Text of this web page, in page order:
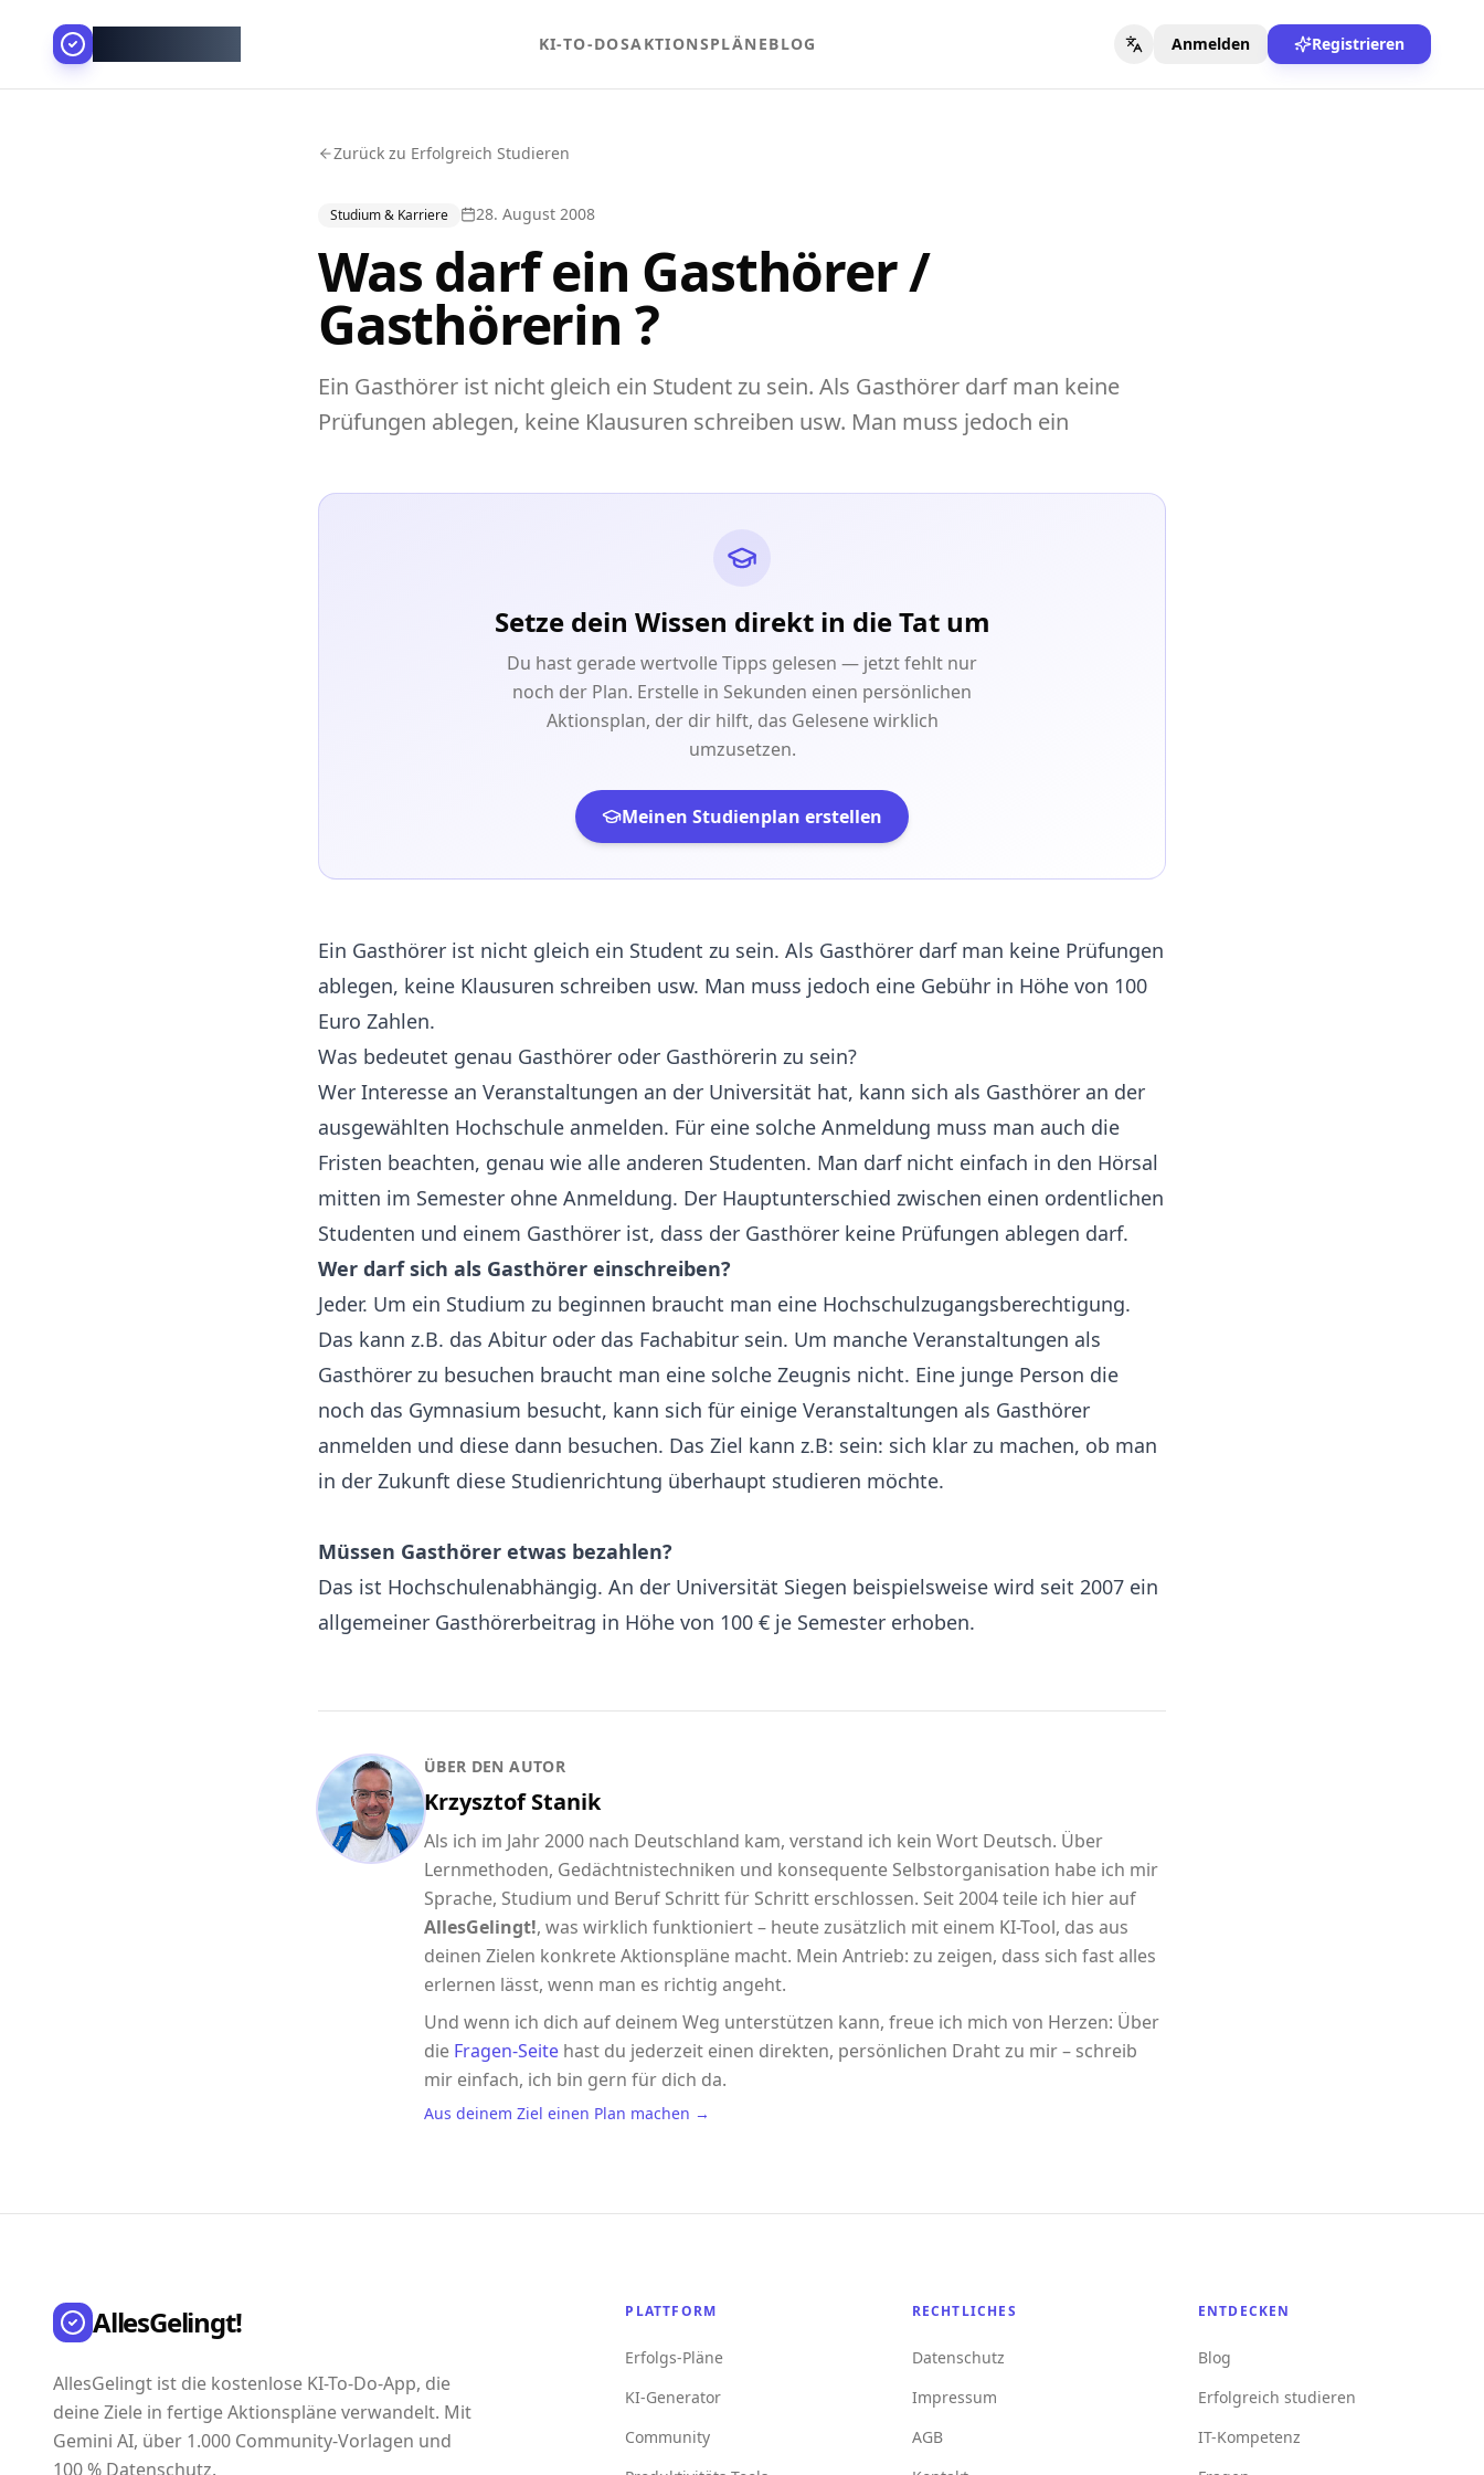
KI-TO-DOSAKTIONSPLÄNEBLOG Anmelden Registrieren
Zurück zu Erfolgreich Studieren
Studium & Karriere 28. August 2008
Was darf ein Gasthörer /
Gasthörerin ?
Ein Gasthörer ist nicht gleich ein Student zu sein. Als Gasthörer darf man keine
Prüfungen ablegen, keine Klausuren schreiben usw. Man muss jedoch ein
Setze dein Wissen direkt in die Tat um
Du hast gerade wertvolle Tipps gelesen — jetzt fehlt nur
noch der Plan. Erstelle in Sekunden einen persönlichen
Aktionsplan, der dir hilft, das Gelesene wirklich
umzusetzen.
Meinen Studienplan erstellen
Ein Gasthörer ist nicht gleich ein Student zu sein. Als Gasthörer darf man keine Prüfungen
ablegen, keine Klausuren schreiben usw. Man muss jedoch eine Gebühr in Höhe von 100
Euro Zahlen.
Was bedeutet genau Gasthörer oder Gasthörerin zu sein?
Wer Interesse an Veranstaltungen an der Universität hat, kann sich als Gasthörer an der
ausgewählten Hochschule anmelden. Für eine solche Anmeldung muss man auch die
Fristen beachten, genau wie alle anderen Studenten. Man darf nicht einfach in den Hörsal
mitten im Semester ohne Anmeldung. Der Hauptunterschied zwischen einen ordentlichen
Studenten und einem Gasthörer ist, dass der Gasthörer keine Prüfungen ablegen darf.
Wer darf sich als Gasthörer einschreiben?
Jeder. Um ein Studium zu beginnen braucht man eine Hochschulzugangsberechtigung.
Das kann z.B. das Abitur oder das Fachabitur sein. Um manche Veranstaltungen als
Gasthörer zu besuchen braucht man eine solche Zeugnis nicht. Eine junge Person die
noch das Gymnasium besucht, kann sich für einige Veranstaltungen als Gasthörer
anmelden und diese dann besuchen. Das Ziel kann z.B: sein: sich klar zu machen, ob man
in der Zukunft diese Studienrichtung überhaupt studieren möchte.
Müssen Gasthörer etwas bezahlen?
Das ist Hochschulenabhängig. An der Universität Siegen beispielsweise wird seit 2007 ein
allgemeiner Gasthörerbeitrag in Höhe von 100 € je Semester erhoben.
ÜBER DEN AUTOR
Krzysztof Stanik
Als ich im Jahr 2000 nach Deutschland kam, verstand ich kein Wort Deutsch. Über
Lernmethoden, Gedächtnistechniken und konsequente Selbstorganisation habe ich mir
Sprache, Studium und Beruf Schritt für Schritt erschlossen. Seit 2004 teile ich hier auf
AllesGelingt!, was wirklich funktioniert – heute zusätzlich mit einem KI-Tool, das aus
deinen Zielen konkrete Aktionspläne macht. Mein Antrieb: zu zeigen, dass sich fast alles
erlernen lässt, wenn man es richtig angeht.
Und wenn ich dich auf deinem Weg unterstützen kann, freue ich mich von Herzen: Über
die Fragen-Seite hast du jederzeit einen direkten, persönlichen Draht zu mir – schreib
mir einfach, ich bin gern für dich da.
Aus deinem Ziel einen Plan machen →
AllesGelingt!
AllesGelingt ist die kostenlose KI-To-Do-App, die
deine Ziele in fertige Aktionspläne verwandelt. Mit
Gemini AI, über 1.000 Community-Vorlagen und
100 % Datenschutz.
PLATTFORM
Erfolgs-Pläne
KI-Generator
Community
RECHTLICHES
Datenschutz
Impressum
AGB
ENTDECKEN
Blog
Erfolgreich studieren
IT-Kompetenz